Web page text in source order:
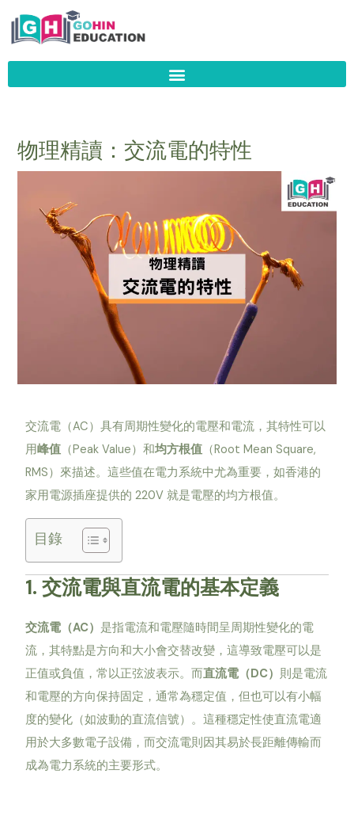
Skip
物理精讀：交流電的特性
交流電（AC）具有周期性變化的電壓和電流，其特性可以
用峰值 （Peak Value）和均方根值 （Root Mean Square,
RMS）來描述。這些值在電力系統中尤為重要，如香港的
家用電源插座提供的 220V 就是電壓的均方根值。
目錄
1. 交流電與直流電的基本定義
交流電（AC） 是指電流和電壓隨時間呈周期性變化的電
流，其特點是方向和大小會交替改變，這導致電壓可以是
正值或負值，常以正弦波表示。而直流電（DC） 則是電流
和電壓的方向保持固定，通常為穩定值，但也可以有小幅
度的變化（如波動的直流信號）。這種穩定性使直流電適
用於大多數電子設備，而交流電則因其易於長距離傳輸而
成為電力系統的主要形式。